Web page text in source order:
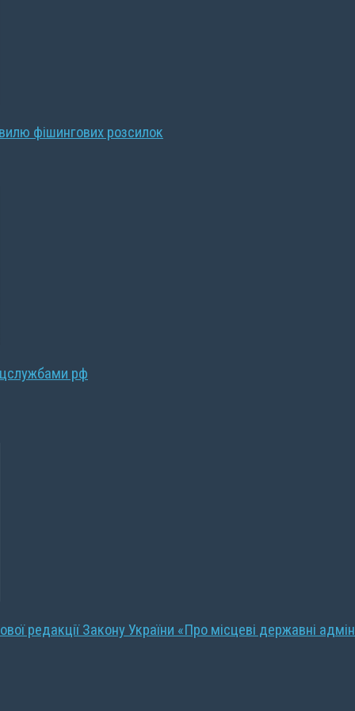
фішингових розсилок
рф
редакції Закону України «Про місцеві державні